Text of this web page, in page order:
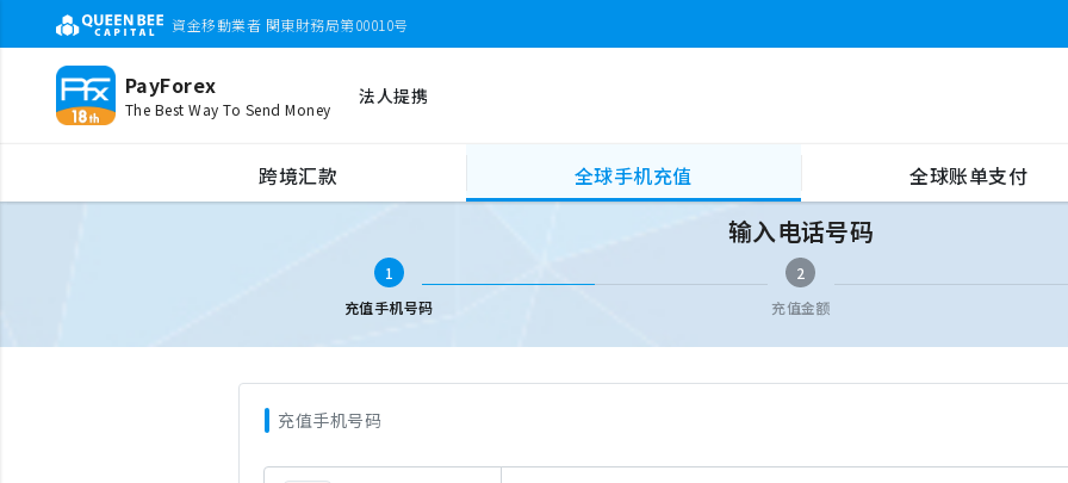
資金移動業者 関東財務局第00010号
PayForex
The Best Way To Send Money
法人提携
跨境汇款 全球手机充值 全球账单支付
输入电话号码
输入电话号码
1
充值手机号码
2
充值金额
充值手机号码